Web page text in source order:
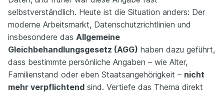
selbstverständlich. Heute ist die Situation anders: Der
moderne Arbeitsmarkt, Datenschutzrichtlinien und
insbesondere das Allgemeine
Gleichbehandlungsgesetz (AGG) haben dazu geführt,
dass bestimmte persönliche Angaben – wie Alter,
Familienstand oder eben Staatsangehörigkeit – nicht
mehr verpflichtend sind. Vertiefe das Thema direkt